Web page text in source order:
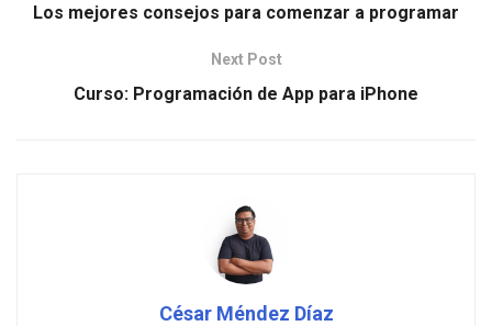
Los mejores consejos para comenzar a programar
Next Post
Curso: Programación de App para iPhone
César Méndez Díaz